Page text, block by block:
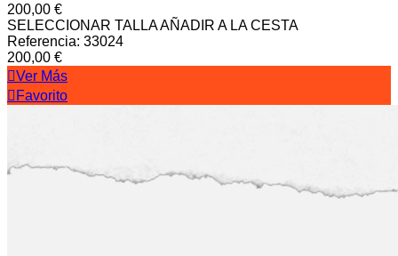
200,00 €
SELECCIONAR TALLAAÑADIR A LA CESTA
Referencia: 33024
200,00 €
Ver Más
Favorito